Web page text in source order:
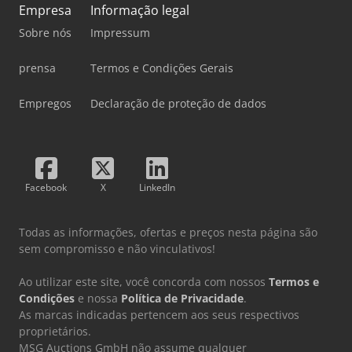
Empresa
Sobre nós
prensa
Empregos
Informação legal
Impressum
Termos e Condições Gerais
Declaração de proteção de dados
Facebook X LinkedIn
Todas as informações, ofertas e preços nesta página são
sem compromisso e não vinculativos!
Ao utilizar este site, você concorda com nossos Termos e
Condições e nossa Política de Privacidade.
As marcas indicadas pertencem aos seus respectivos
proprietários.
MSG Auctions GmbH não assume qualquer